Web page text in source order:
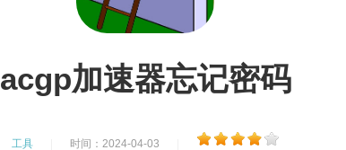
acgp加速器忘记密码
工具 时间：2024-04-03